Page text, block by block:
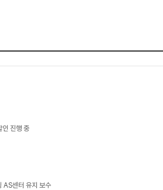
진행 중
AS센터 유지 보수